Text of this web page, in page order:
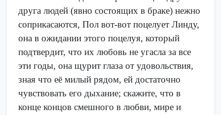
друга людей (явно состоящих в браке) нежно
соприкасаются, Пол вот-вот поцелует Линду,
она в ожидании этого поцелуя, который
подтвердит, что их любовь не угасла за все
эти годы, она щурит глаза от удовольствия,
зная что её милый рядом, ей достаточно
чувствовать его дыхание; скажите, что в
конце концов смешного в любви, мире и